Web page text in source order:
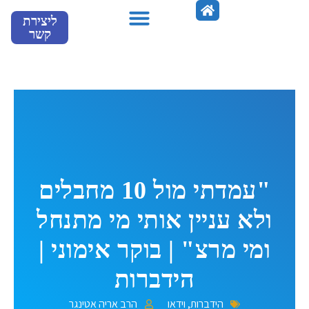
ליצירת
קשר
"עמדתי מול 10 מחבלים
ולא עניין אותי מי מתנחל
ומי מרצ" | בוקר אימוני |
הידברות
הידברות, וידאו הרב אריה אטינגר